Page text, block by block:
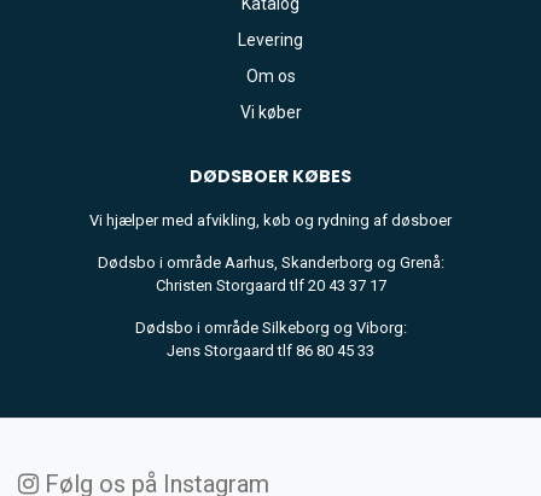
Levering
Om os
Vi køber
DØDSBOER KØBES
Vi hjælper med afvikling, køb og rydning af døsboer
Dødsbo i område Aarhus, Skanderborg og Grenå:
Christen Storgaard tlf 20 43 37 17
Dødsbo i område Silkeborg og Viborg:
Jens Storgaard tlf 86 80 45 33
Følg os på Instagram